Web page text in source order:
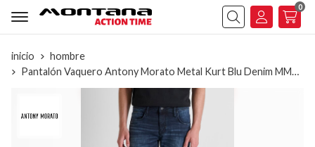
Buscar
0
inicio
hombre
Pantalón Vaquero Antony Morato Metal Kurt Blu Denim MMDT00300 FA750601 7010